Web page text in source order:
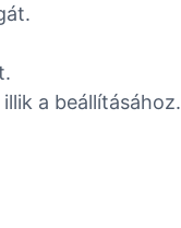
a beállításához.